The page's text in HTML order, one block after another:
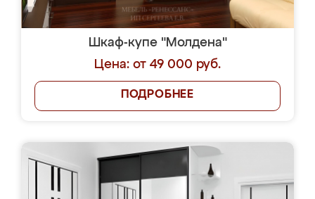
Шкаф-купе "Молдена"
Цена: от 49 000 руб.
ПОДРОБНЕЕ